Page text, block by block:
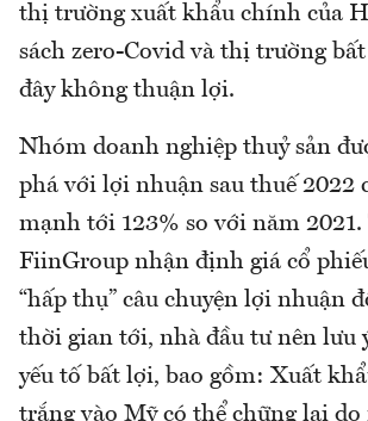
thị trường xuất khẩu chính của
sách zero-Covid và thị trường
đây không thuận lợi.
Nhóm doanh nghiệp thuỷ sản
phá với lợi nhuận sau thuế 2022
mạnh tới 123% so với năm 2021.
FiinGroup nhận định giá cổ
“hấp thụ” câu chuyện lợi nhuận
thời gian tới, nhà đầu tư nên lưu
yếu tố bất lợi, bao gồm: Xuất
trắng vào Mỹ có thể chững lại do